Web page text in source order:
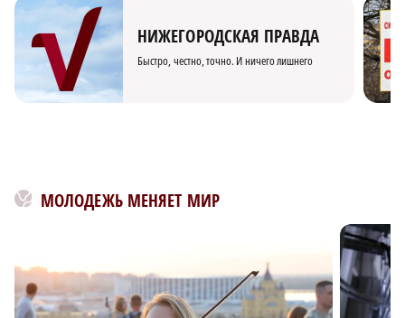
НИЖЕГОРОДСКАЯ ПРАВДА
Быстро, честно, точно. И ничего лишнего
МОЛОДЕЖЬ МЕНЯЕТ МИР